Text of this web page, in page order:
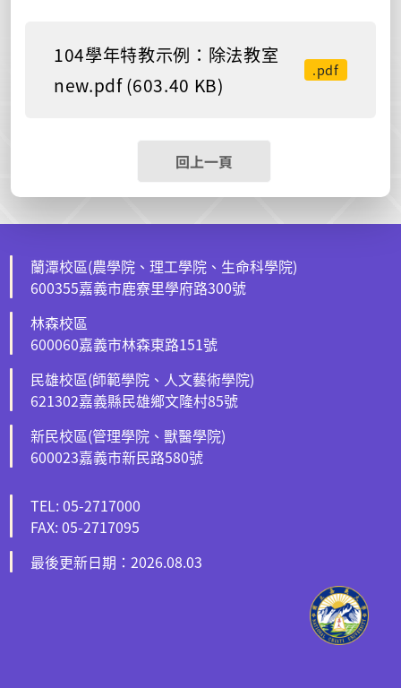
104學年特教示例：除法教室
new.pdf (603.40 KB)
.pdf
回上一頁
蘭潭校區(農學院、理工學院、生命科學院)
600355嘉義市鹿寮里學府路300號
林森校區
600060嘉義市林森東路151號
民雄校區(師範學院、人文藝術學院)
621302嘉義縣民雄鄉文隆村85號
新民校區(管理學院、獸醫學院)
600023嘉義市新民路580號
TEL: 05-2717000
FAX: 05-2717095
最後更新日期：2026.08.03